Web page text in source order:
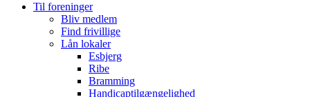
Til foreninger
Bliv medlem
Find frivillige
Lån lokaler
Esbjerg
Ribe
Bramming
Handicaptilgængelighed